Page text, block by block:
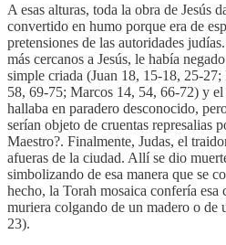
A esas alturas, toda la obra de Jesús
convertido en humo porque era de
pretensiones de las autoridades
más cercanos a Jesús, le había
simple criada (Juan 18, 15-18, 25-
58, 69-75; Marcos 14, 54, 66-72) y
hallaba en paradero desconocido,
serían objeto de cruentas represalias
Maestro?. Finalmente, Judas, el
afueras de la ciudad. Allí se dio
simbolizando de esa manera que se
hecho, la Torah mosaica confería
muriera colgando de un madero o de
23).